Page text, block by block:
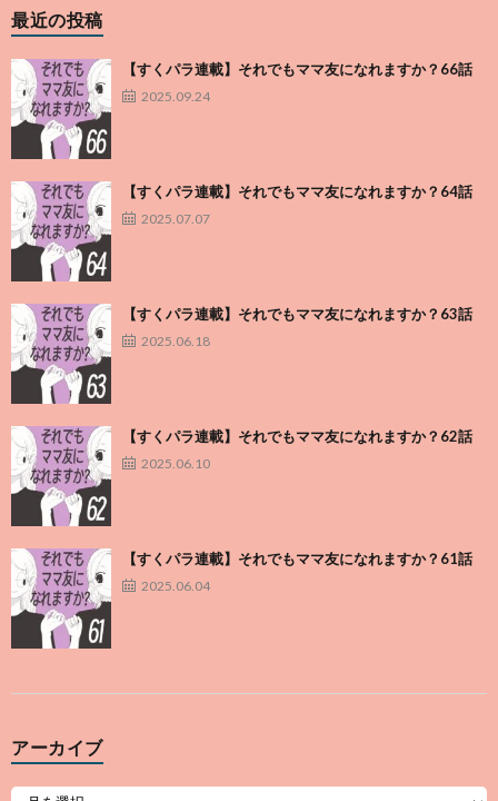
最近の投稿
【すくパラ連載】それでもママ友になれますか？66話
2025.09.24
【すくパラ連載】それでもママ友になれますか？64話
2025.07.07
【すくパラ連載】それでもママ友になれますか？63話
2025.06.18
【すくパラ連載】それでもママ友になれますか？62話
2025.06.10
【すくパラ連載】それでもママ友になれますか？61話
2025.06.04
アーカイブ